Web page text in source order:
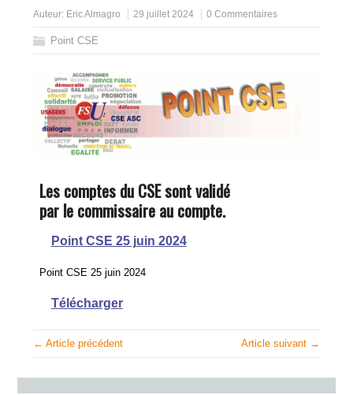
Auteur: Eric Almagro 29 juillet 2024 0 Commentaires
Point CSE
Les comptes du CSE sont validé
par le commissaire au compte.
Point CSE 25 juin 2024
Point CSE 25 juin 2024
Télécharger
← Article précédent Article suivant →